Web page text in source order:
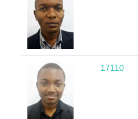
17110